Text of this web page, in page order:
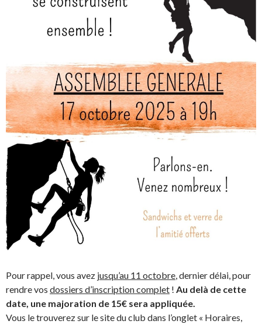
Pour rappel, vous avez jusqu’au 11 octobre , dernier délai, pour
rendre vos dossiers d’inscription complet ! Au delà de cette
date, une majoration de 15€ sera appliquée.
Vous le trouverez sur le site du club dans l’onglet « Horaires,